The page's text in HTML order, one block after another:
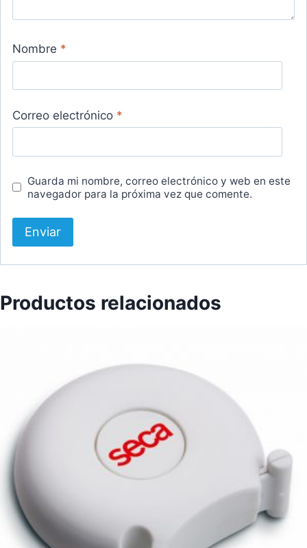
Nombre *
Correo electrónico *
Guarda mi nombre, correo electrónico y web en este
navegador para la próxima vez que comente.
Productos relacionados